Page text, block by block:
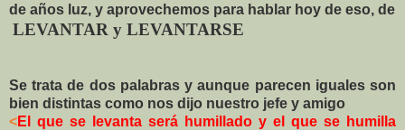
de años luz, y aprovechemos para hablar hoy de eso, de
LEVANTAR y LEVANTARSE
Se trata de dos palabras y aunque parecen iguales son
bien distintas como nos dijo nuestro jefe y amigo
<El que se levanta será humillado y el que se humilla